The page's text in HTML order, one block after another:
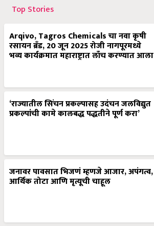
Top Stories
Arqivo, Tagros Chemicals चा नवा कृषी
रसायन ब्रँड, 20 जून 2025 रोजी नागपूरमध्ये
भव्य कार्यक्रमात महाराष्ट्रात लाँच करण्यात आला
‘राज्यातील सिंचन प्रकल्पासह उदंचन जलविद्युत
प्रकल्पांची कामे कालबद्ध पद्धतीने पूर्ण करा’
जनावर पावसात भिजणं म्हणजे आजार, अपंगत्व,
आर्थिक तोटा आणि मृत्यूची चाहूल